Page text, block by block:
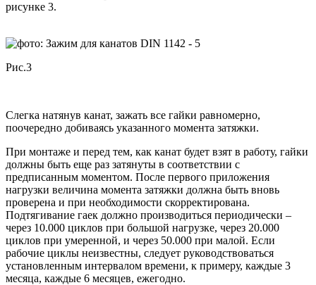
рисунке 3.
Рис.3
Слегка натянув канат, зажать все гайки равномерно,
поочередно добиваясь указанного момента затяжки.
При монтаже и перед тем, как канат будет взят в работу, гайки
должны быть еще раз затянуты в соответствии с
предписанным моментом. После первого приложения
нагрузки величина момента затяжки должна быть вновь
проверена и при необходимости скорректирована.
Подтягивание гаек должно производиться периодически –
через 10.000 циклов при большой нагрузке, через 20.000
циклов при умеренной, и через 50.000 при малой. Если
рабочие циклы неизвестны, следует руководствоваться
установленным интервалом времени, к примеру, каждые 3
месяца, каждые 6 месяцев, ежегодно.